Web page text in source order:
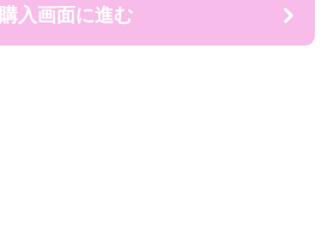
購入画面に進む
購入画面に進む